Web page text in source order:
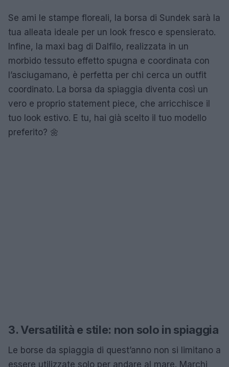
Se ami le stampe floreali, la borsa di Sundek sarà la
tua alleata ideale per un look fresco e spensierato.
Infine, la maxi bag di Dalfilo, realizzata in un
morbido tessuto effetto spugna e coordinata con
l’asciugamano, è perfetta per chi cerca un outfit
coordinato. La borsa da spiaggia diventa così un
vero e proprio statement piece, che arricchisce il
tuo look estivo. E tu, hai già scelto il tuo modello
preferito? 🌼
3. Versatilità e stile: non solo in spiaggia
Le borse da spiaggia di quest’anno non si limitano a
essere utilizzate solo per andare al mare. Marchi